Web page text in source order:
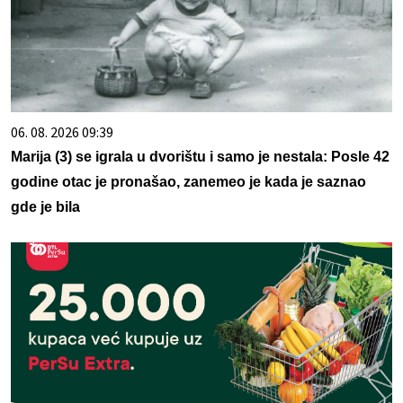
06. 08. 2026 09:39
Marija (3) se igrala u dvorištu i samo je nestala: Posle 42
godine otac je pronašao, zanemeo je kada je saznao
gde je bila